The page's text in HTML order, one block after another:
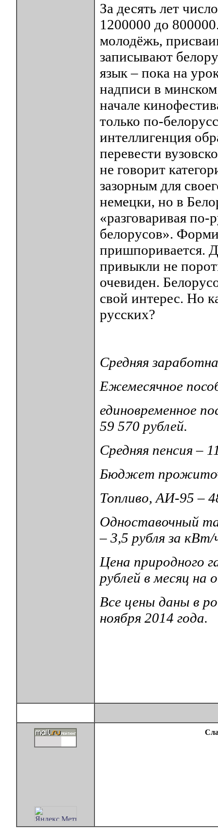
За десять лет
1200000 до
молодёжь,
записывают
язык – пока на
надписи в
начале
только по-
интеллигенция
перевести
не говорит
зазорным для
немецки, но в
«разговаривая по-
белорусов».
пришпоривается.
привыкли не
очевиден.
свой интерес. Но
русских?
Средняя
Ежемесячное
единовременное
59 570 рублей.
Средняя пенсия –
Бюджет
Топливо, АИ-95 –
Одноставочный
– 3,5 рубля за кВт/
Цена природного
рублей в месяц на
Все цены даны в
ноября 2014 года.